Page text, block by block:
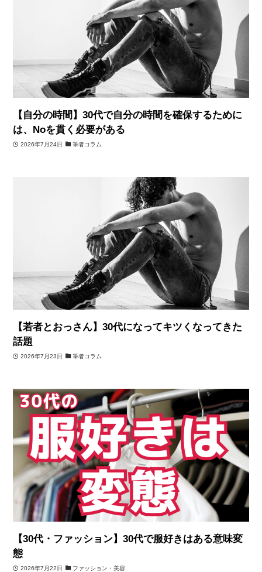
【自分の時間】30代で自分の時間を確保するために
は、Noを貫く必要がある
2026年7月24日 筆者コラム
【若者とおっさん】30代になってキツくなってきた
話題
2026年7月23日 筆者コラム
【30代・ファッション】30代で服好きはある意味変
態
2026年7月22日 ファッション・美容